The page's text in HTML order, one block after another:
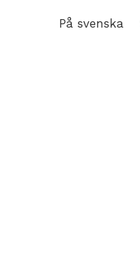
På svenska